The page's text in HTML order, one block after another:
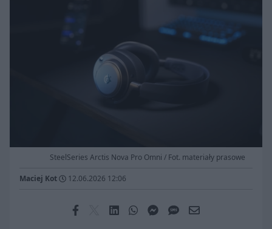
SteelSeries Arctis Nova Pro Omni / Fot. materiały prasowe
Maciej Kot 12.06.2026 12:06